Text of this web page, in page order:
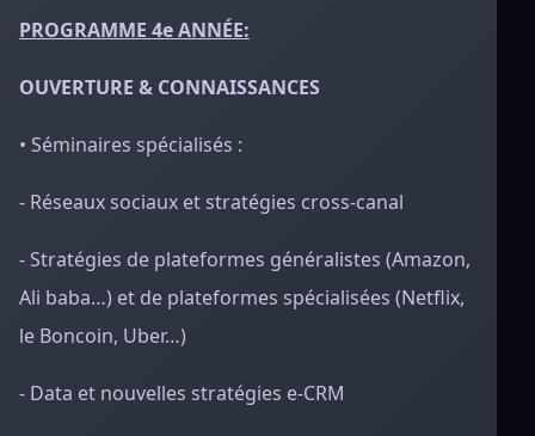
PROGRAMME 4e ANNÉE:
OUVERTURE & CONNAISSANCES
• Séminaires spécialisés :
- Réseaux sociaux et stratégies cross-canal
- Stratégies de plateformes généralistes (Amazon,
Ali baba…) et de plateformes spécialisées (Netflix,
le Boncoin, Uber…)
- Data et nouvelles stratégies e-CRM